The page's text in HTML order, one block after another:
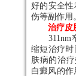
好的安全
伤等副作用
治疗皮
311nm窄
缩短治疗
肤病的治
白癜风的